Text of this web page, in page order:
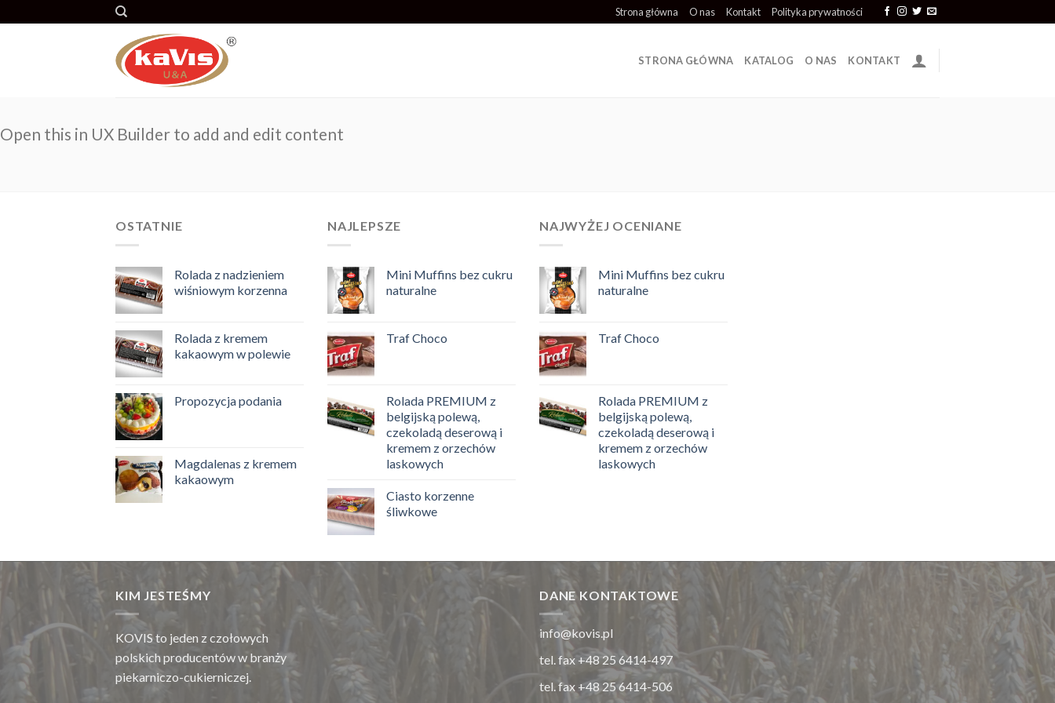
to
Strona główna O nas Kontakt Polityka prywatności
STRONA GŁÓWNA KATALOG O NAS KONTAKT
Open this in UX Builder to add and edit content
OSTATNIE
Rolada z nadzieniem
wiśniowym korzenna
Rolada z kremem
kakaowym w polewie
Propozycja podania
Magdalenas z kremem
kakaowym
NAJLEPSZE
Mini Muffins bez cukru
naturalne
Traf Choco
Rolada PREMIUM z
belgijską polewą,
czekoladą deserową i
kremem z orzechów
laskowych
Ciasto korzenne
śliwkowe
NAJWYŻEJ OCENIANE
Mini Muffins bez cukru
naturalne
Traf Choco
Rolada PREMIUM z
belgijską polewą,
czekoladą deserową i
kremem z orzechów
laskowych
KIM JESTEŚMY
KOVIS to jeden z czołowych
polskich producentów w branży
piekarniczo-cukierniczej.
DANE KONTAKTOWE
info@kovis.pl
tel. fax +48 25 6414-497
tel. fax +48 25 6414-506